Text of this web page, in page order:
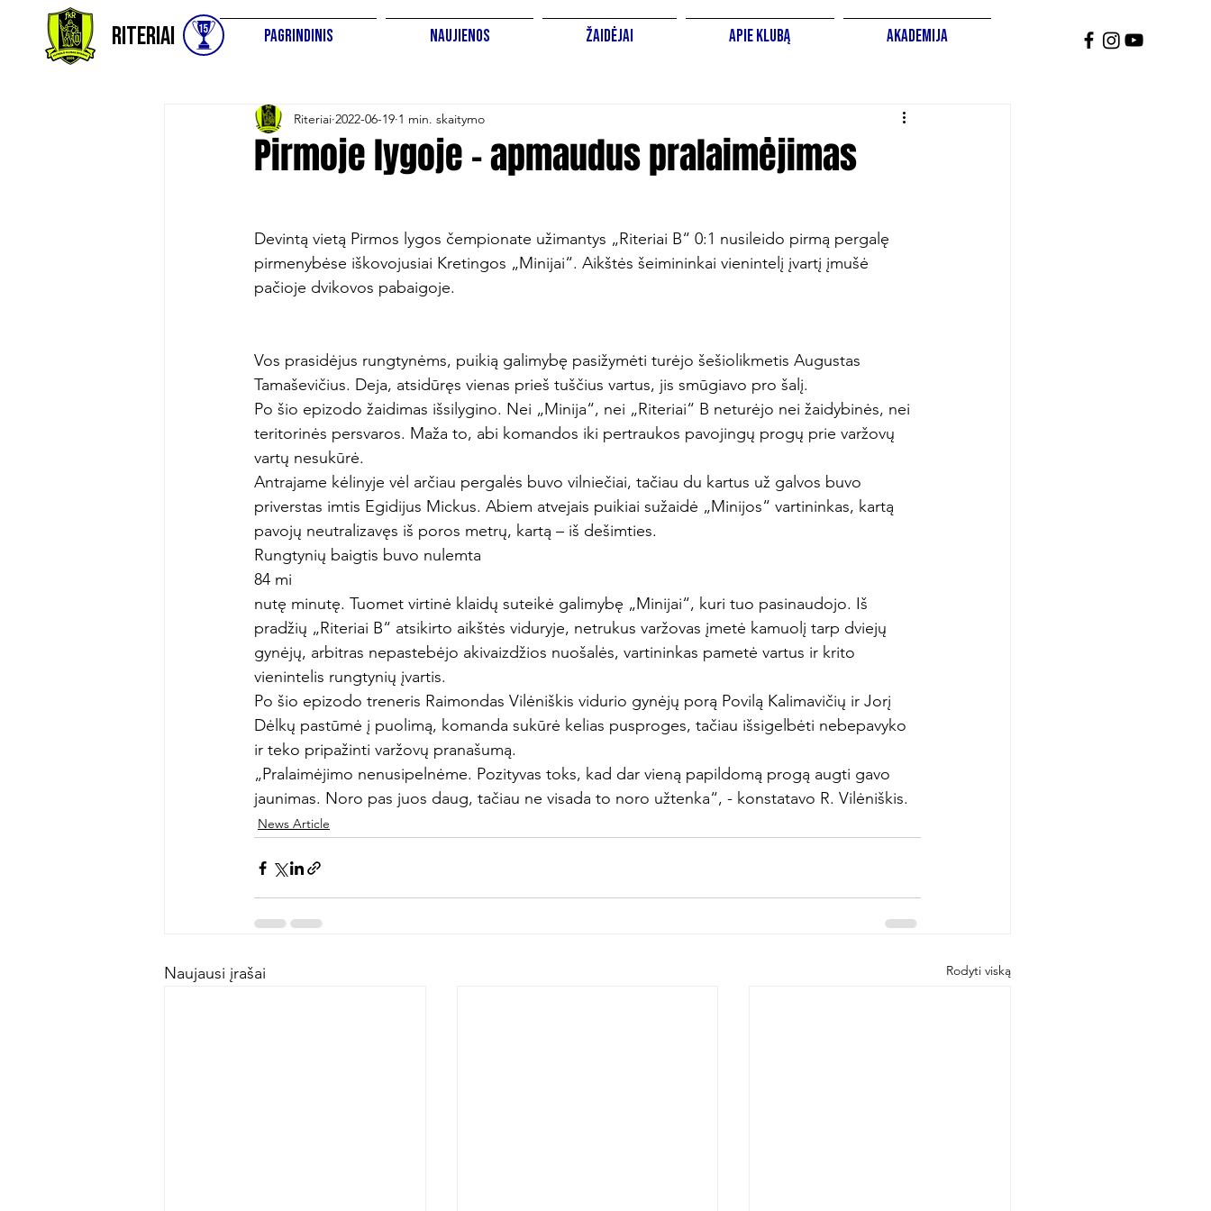
Riteriai Pagrindinis Naujienos Žaidėjai Apie Klubą Akademija
Pirmoje lygoje – apmaudus pralaimėjimas
Riteriai 2022-06-19 1 min. skaitymo
Devintą vietą Pirmos lygos čempionate užimantys „Riteriai B“ 0:1 nusileido pirmą pergalę
pirmenybėse iškovojusiai Kretingos „Minijai“. Aikštės šeimininkai vienintelį įvartį įmušė
pačioje dvikovos pabaigoje.
Vos prasidėjus rungtynėms, puikią galimybę pasižymėti turėjo šešiolikmetis Augustas
Tamaševičius. Deja, atsidūręs vienas prieš tuščius vartus, jis smūgiavo pro šalį.
Po šio epizodo žaidimas išsilygino. Nei „Minija“, nei „Riteriai“ B neturėjo nei žaidybinės, nei
teritorinės persvaros. Maža to, abi komandos iki pertraukos pavojingų progų prie varžovų
vartų nesukūrė.
Antrajame kėlinyje vėl arčiau pergalės buvo vilniečiai, tačiau du kartus už galvos buvo
priverstas imtis Egidijus Mickus. Abiem atvejais puikiai sužaidė „Minijos“ vartininkas, kartą
pavojų neutralizavęs iš poros metrų, kartą – iš dešimties.
Rungtynių baigtis buvo nulemta
84 mi
nutę minutę. Tuomet virtinė klaidų suteikė galimybę „Minijai“, kuri tuo pasinaudojo. Iš
pradžių „Riteriai B“ atsikirto aikštės viduryje, netrukus varžovas įmetė kamuolį tarp dviejų
gynėjų, arbitras nepastebėjo akivaizdžios nuošalės, vartininkas pametė vartus ir krito
vienintelis rungtynių įvartis.
Po šio epizodo treneris Raimondas Vilėniškis vidurio gynėjų porą Povilą Kalimavičių ir Jorį
Dėlkų pastūmė į puolimą, komanda sukūrė kelias pusproges, tačiau išsigelbėti nebepavyko
ir teko pripažinti varžovų pranašumą.
„Pralaimėjimo nenusipelnėme. Pozityvas toks, kad dar vieną papildomą progą augti gavo
jaunimas. Noro pas juos daug, tačiau ne visada to noro užtenka“, - konstatavo R. Vilėniškis.
News Article
Naujausi įrašai Rodyti viską